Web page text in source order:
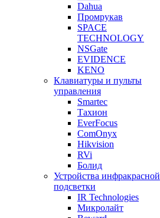
Dahua
Промрукав
SPACE
TECHNOLOGY
NSGate
EVIDENCE
KENO
Клавиатуры и пульты
управления
Smartec
Тахион
EverFocus
ComOnyx
Hikvision
RVi
Болид
Устройства инфракрасной
подсветки
IR Technologies
Микролайт